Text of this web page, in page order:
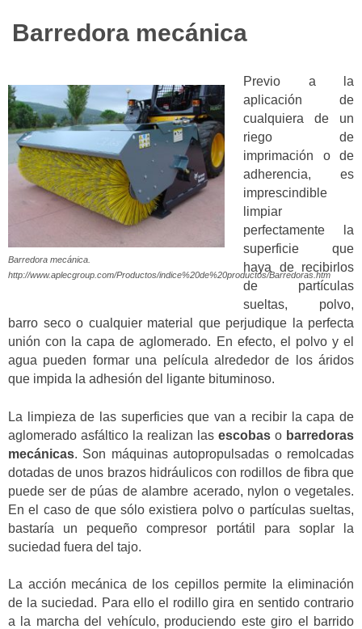
Barredora mecánica
Barredora mecánica.
http://www.aplecgroup.com/Productos/indice%20de%20productos/Barredoras.htm
Previo a la
aplicación de
cualquiera de un
riego de
imprimación o de
adherencia, es
imprescindible
limpiar
perfectamente la
superficie que
haya de recibirlos
de partículas
sueltas, polvo,
barro seco o cualquier material que perjudique la perfecta
unión con la capa de aglomerado. En efecto, el polvo y el
agua pueden formar una película alrededor de los áridos
que impida la adhesión del ligante bituminoso.
La limpieza de las superficies que van a recibir la capa de
aglomerado asfáltico la realizan las escobas o barredoras
mecánicas. Son máquinas autopropulsadas o remolcadas
dotadas de unos brazos hidráulicos con rodillos de fibra que
puede ser de púas de alambre acerado, nylon o vegetales.
En el caso de que sólo existiera polvo o partículas sueltas,
bastaría un pequeño compresor portátil para soplar la
suciedad fuera del tajo.
La acción mecánica de los cepillos permite la eliminación
de la suciedad. Para ello el rodillo gira en sentido contrario
a la marcha del vehículo, produciendo este giro el barrido